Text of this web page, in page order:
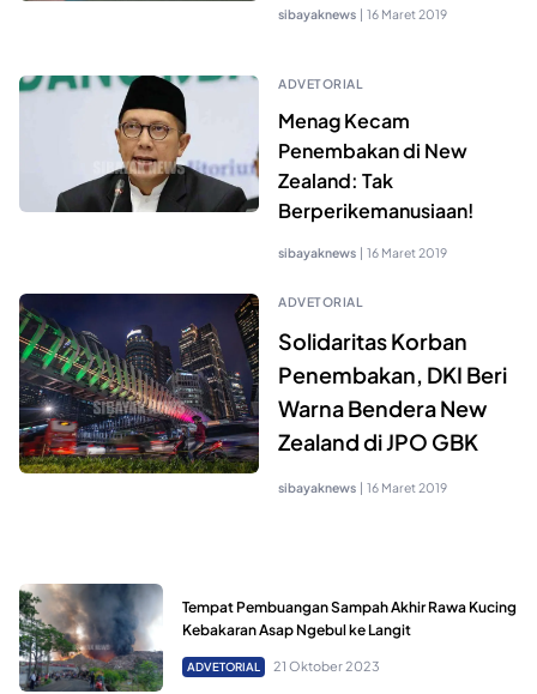
sibayaknews | 16 Maret 2019
ADVETORIAL
Menag Kecam
Penembakan di New
Zealand: Tak
Berperikemanusiaan!
sibayaknews | 16 Maret 2019
ADVETORIAL
Solidaritas Korban
Penembakan, DKI Beri
Warna Bendera New
Zealand di JPO GBK
sibayaknews | 16 Maret 2019
Tempat Pembuangan Sampah Akhir Rawa Kucing
Kebakaran Asap Ngebul ke Langit
ADVETORIAL 21 Oktober 2023